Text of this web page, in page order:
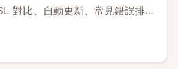
對比、自動更新、常見錯誤排